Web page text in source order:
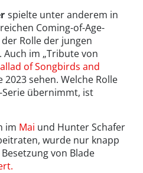
spielte unter anderem in
Coming-of-Age-
Rolle der jungen
Auch im „Tribute von
of Songbirds and
2023 sehen. Welche Rolle
übernimmt, ist
im Mai und Hunter Schafer
wurde nur knapp
von Blade